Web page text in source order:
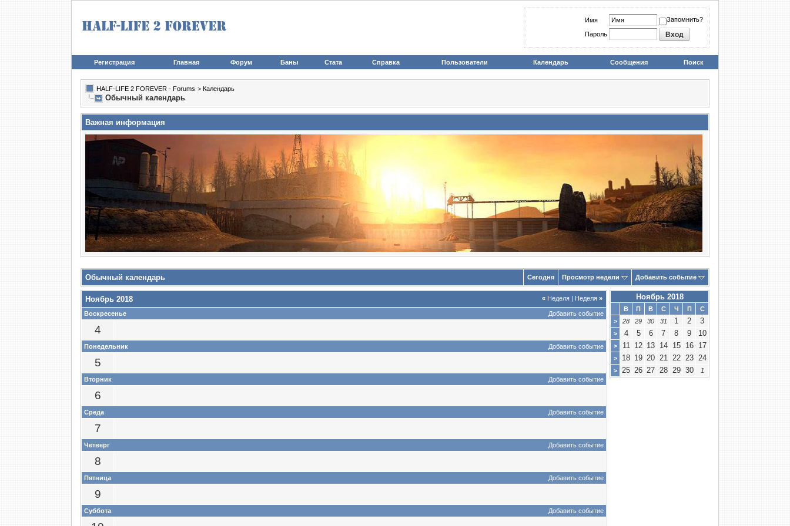
Имя Запомнить?
Пароль
Регистрация Главная Форум Баны Стата Справка Пользователи Календарь Сообщения Поиск
HALF-LIFE 2 FOREVER - Forums > Календарь
Обычный календарь
Важная информация
Обычный календарь Сегодня Просмотр недели Добавить событие
« Неделя | Неделя »
Ноябрь 2018
Добавить событие
Воскресенье
4
Добавить событие
Понедельник
5
Добавить событие
Вторник
6
Добавить событие
Среда
7
Добавить событие
Четверг
8
Добавить событие
Пятница
9
Добавить событие
Суббота
Ноябрь 2018
В П В С Ч П
С
>
28 29 30 31 1 2 3
> 4 5 6 7 8 9 10
> 11 12 13 14 15 16 17
> 18 19 20 21 22 23 24
> 25 26 27 28 29 30 1